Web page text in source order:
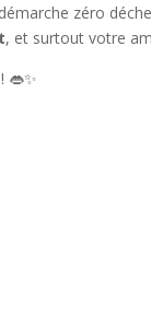
zéro
, et surtout votre
👄✨